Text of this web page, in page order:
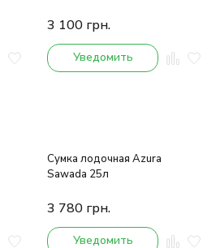
3 100 грн.
Уведомить
Сумка лодочная Azura
Sawada 25л
3 780 грн.
Уведомить